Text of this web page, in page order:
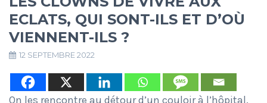
ECLATS, QUI SONT-ILS ET D’OÙ
VIENNENT-ILS ?
12 SEPTEMBRE 2022
On les rencontre au détour d’un couloir à l’hôpital,